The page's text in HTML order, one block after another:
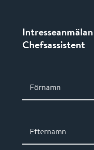
Chefsassistent
Förnamn
Efternamn